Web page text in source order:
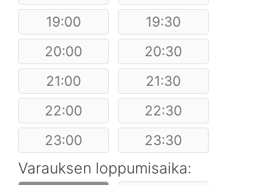
19:00
19:30
20:00
20:30
21:00
21:30
22:00
22:30
23:00
23:30
Varauksen loppumisaika: